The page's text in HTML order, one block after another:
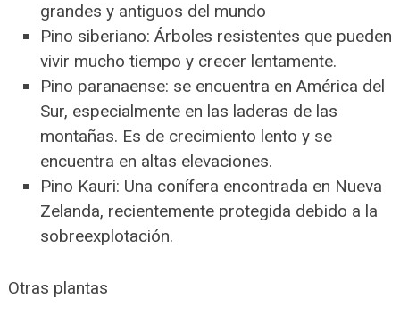
grandes y antiguos del mundo
Pino siberiano: Árboles resistentes que pueden
vivir mucho tiempo y crecer lentamente.
Pino paranaense: se encuentra en América del
Sur, especialmente en las laderas de las
montañas. Es de crecimiento lento y se
encuentra en altas elevaciones.
Pino Kauri: Una conífera encontrada en Nueva
Zelanda, recientemente protegida debido a la
sobreexplotación.
Otras plantas